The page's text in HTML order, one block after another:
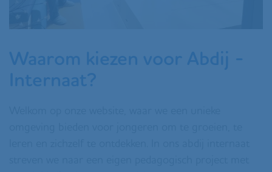
Waarom kiezen voor Abdij -
Internaat?